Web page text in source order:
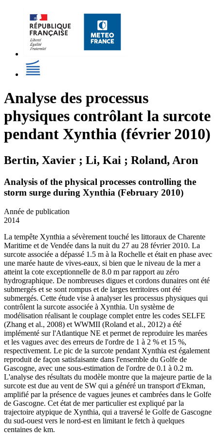
Analyse des processus
physiques contrôlant la surcote
pendant Xynthia (février 2010)
Bertin, Xavier ; Li, Kai ; Roland, Aron
Analysis of the physical processes controlling the
storm surge during Xynthia (February 2010)
Année de publication
2014
La tempête Xynthia a sévèrement touché les littoraux de Charente
Maritime et de Vendée dans la nuit du 27 au 28 février 2010. La
surcote associée a dépassé 1.5 m à la Rochelle et était en phase avec
une marée haute de vives-eaux, si bien que le niveau de la mer a
atteint la cote exceptionnelle de 8.0 m par rapport au zéro
hydrographique. De nombreuses digues et cordons dunaires ont été
submergés et se sont rompus et de larges territoires ont été
submergés. Cette étude vise à analyser les processus physiques qui
contrôlent la surcote associée à Xynthia. Un système de
modélisation réalisant le couplage complet entre les codes SELFE
(Zhang et al., 2008) et WWMII (Roland et al., 2012) a été
implémenté sur l'Atlantique NE et permet de reproduire les marées
et les vagues avec des erreurs de l'ordre de 1 à 2 % et 15 %,
respectivement. Le pic de la surcote pendant Xynthia est également
reproduit de façon satisfaisante dans l'ensemble du Golfe de
Gascogne, avec une sous-estimation de l'ordre de 0.1 à 0.2 m.
L'analyse des résultats du modèle montre que la majeure partie de la
surcote est due au vent de SW qui a généré un transport d'Ekman,
amplifié par la présence de vagues jeunes et cambrées dans le Golfe
de Gascogne. Cet état de mer particulier est expliqué par la
trajectoire atypique de Xynthia, qui a traversé le Golfe de Gascogne
du sud-ouest vers le nord-est en limitant le fetch à quelques
centaines de km.